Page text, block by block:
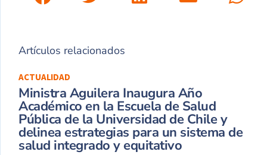
Artículos relacionados
ACTUALIDAD
Ministra Aguilera Inaugura Año
Académico en la Escuela de Salud
Pública de la Universidad de Chile y
delinea estrategias para un sistema de
salud integrado y equitativo